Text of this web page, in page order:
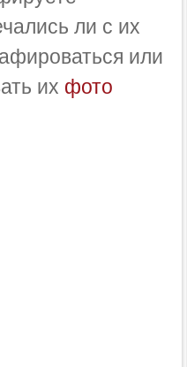
ли с их
или
их фото